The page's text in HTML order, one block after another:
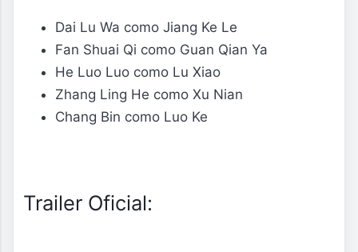
Dai Lu Wa como Jiang Ke Le
Fan Shuai Qi como Guan Qian Ya
He Luo Luo como Lu Xiao
Zhang Ling He como Xu Nian
Chang Bin como Luo Ke
Trailer Oficial: